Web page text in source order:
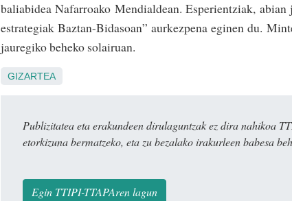
baliabidea Nafarroako Mendialdean. Esperientziak,
estrategiak Baztan-Bidasoan” aurkezpena eginen du.
jauregiko beheko solairuan.
GIZARTEA
Publizitatea eta erakundeen dirulaguntzak ez dira nahikoa
etorkizuna bermatzeko, eta zu bezalako irakurleen babesa
Egin TTIPI-TTAPAren lagun